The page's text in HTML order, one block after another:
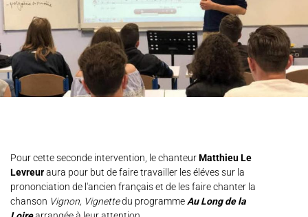
PROGRAMMES
MÉDIATION CULTURELLE
DISCOGRAPHIE
Pour cette seconde intervention, le chanteurMatthieu Le
Levreuraura pour but de faire travailler les éléves sur la
prononciation de l'ancien français et de les faire chanter la
chanson Vignon, Vignettedu programmeAu Long de la